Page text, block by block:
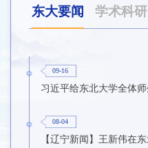
东大要闻 学术科研
09-16
习近平给东北大学全体
08-04
【辽宁新闻】王新伟在